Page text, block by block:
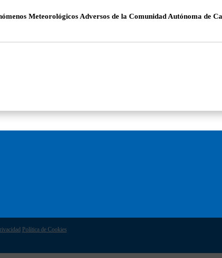
Meteorológicos Adversos de la Comunidad Autónoma de
Política de Cookies